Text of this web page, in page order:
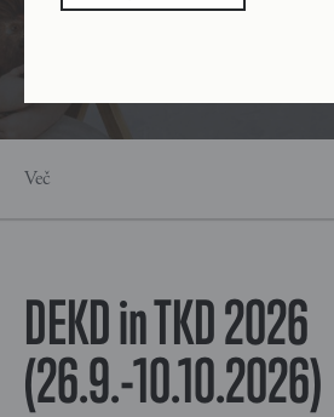
Več
DEKD in TKD 2026
(26.9.-10.10.2026)